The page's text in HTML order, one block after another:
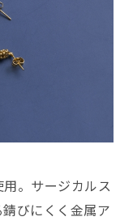
。サージカルス
びにくく金属ア